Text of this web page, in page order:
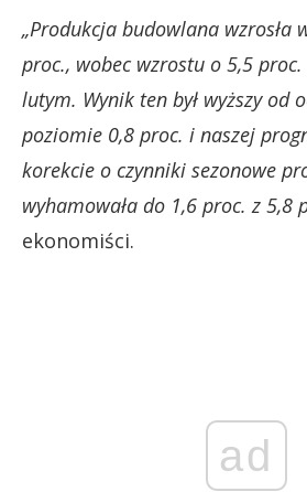
„Produkcja budowlana wzrosła
proc., wobec wzrostu o 5,5
lutym. Wynik ten był wyższy od
poziomie 0,8 proc. i naszej
korekcie o czynniki sezonowe
wyhamowała do 1,6 proc. z 5,8
ekonomiści.
ad